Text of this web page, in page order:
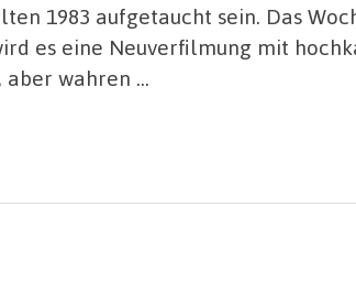
1983 aufgetaucht sein. Das
es eine Neuverfilmung mit
aber wahren …